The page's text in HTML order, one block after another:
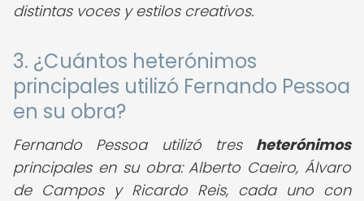
distintas voces y estilos creativos.
3. ¿Cuántos heterónimos
principales utilizó Fernando Pessoa
en su obra?
Fernando Pessoa utilizó tres heterónimos
principales en su obra: Alberto Caeiro, Álvaro
de Campos y Ricardo Reis, cada uno con